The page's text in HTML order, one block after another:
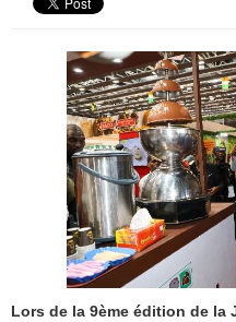
Lors de la 9ème édition de la